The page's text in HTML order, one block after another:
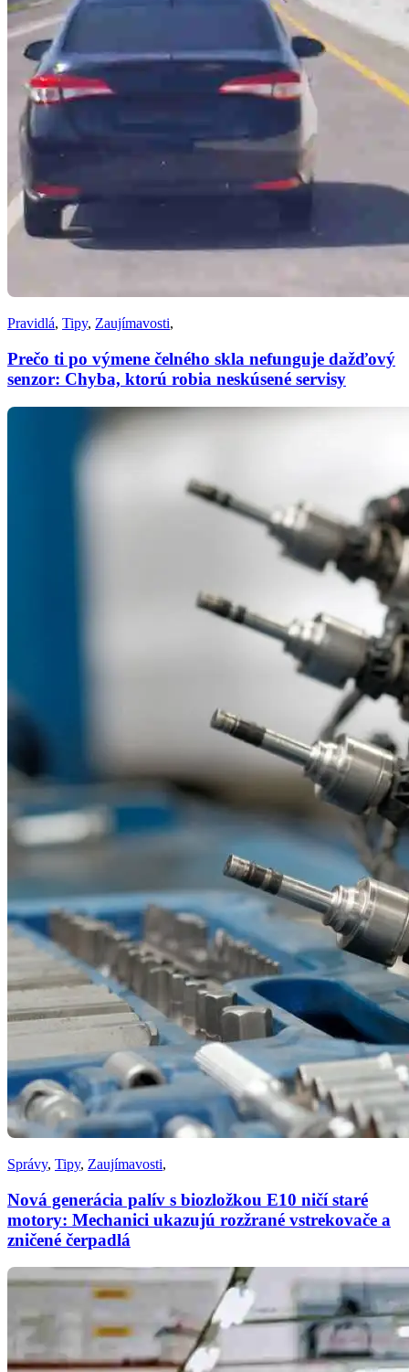
Pravidlá, Tipy, Zaujímavosti,
Prečo ti po výmene čelného skla nefunguje dažďový
senzor: Chyba, ktorú robia neskúsené servisy
Správy, Tipy, Zaujímavosti,
Nová generácia palív s biozložkou E10 ničí staré
motory: Mechanici ukazujú rozžrané vstrekovače a
zničené čerpadlá